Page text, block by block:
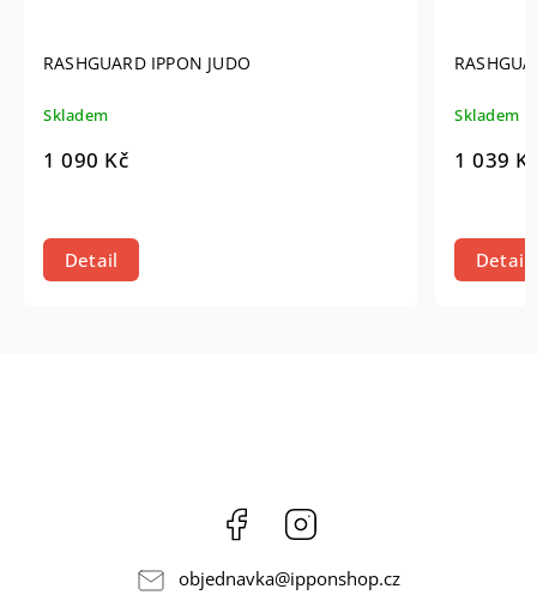
RASHGUARD IPPON JUDO
Skladem
1 090 Kč
Detail
Skladem
1 039
Detail
Facebook
objednavka@ipponshop.cz